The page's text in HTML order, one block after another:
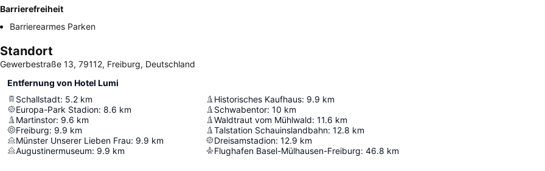
Barrierefreiheit
Barrierearmes Parken
Standort
Gewerbestraße 13, 79112, Freiburg, Deutschland
Entfernung von Hotel Lumi
Schallstadt: 5.2 km
Europa-Park Stadion: 8.6 km
Martinstor: 9.6 km
Freiburg: 9.9 km
Münster Unserer Lieben Frau: 9.9 km
Augustinermuseum: 9.9 km
Historisches Kaufhaus: 9.9 km
Schwabentor: 10 km
Waldtraut vom Mühlwald: 11.6 km
Talstation Schauinslandbahn: 12.8 km
Dreisamstadion: 12.9 km
Flughafen Basel-Mülhausen-Freiburg: 46.8 km